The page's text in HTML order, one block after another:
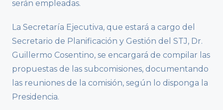
serán empleadas.
La Secretaría Ejecutiva, que estará a cargo del
Secretario de Planificación y Gestión del STJ, Dr.
Guillermo Cosentino, se encargará de compilar las
propuestas de las subcomisiones, documentando
las reuniones de la comisión, según lo disponga la
Presidencia.